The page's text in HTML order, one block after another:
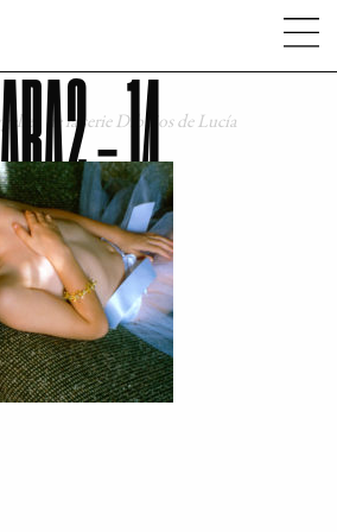
de la serie Dibujos de Lucía
– 14